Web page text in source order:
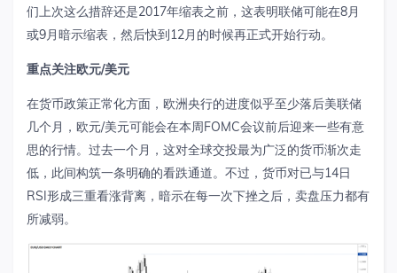
们上次这么措辞还是2017年缩表之前，这表明联储可能在8月
或9月暗示缩表，然后快到12月的时候再正式开始行动。
重点关注欧元/美元
在货币政策正常化方面，欧洲央行的进度似乎至少落后美联储
几个月，欧元/美元可能会在本周FOMC会议前后迎来一些有意
思的行情。过去一个月，这对全球交投最为广泛的货币渐次走
低，此间构筑一条明确的看跌通道。不过，货币对已与14日
RSI形成三重看涨背离，暗示在每一次下挫之后，卖盘压力都有
所减弱。